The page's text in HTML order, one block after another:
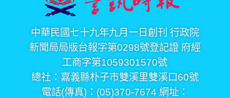
中華民國七十九年九月一日創刊 行政院
新聞局局版台報字第0298號登記證 府經
工商字第1059301570號
總社：嘉義縣朴子市雙溪里雙溪口60號
電話(傳真)：(05)370-7674 網址：